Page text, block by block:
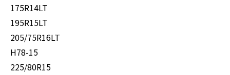
175R14LT
195R15LT
205/75R16LT
H78-15
225/80R15